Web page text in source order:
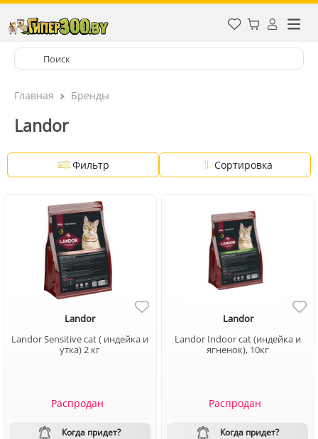
Главная Бренды
Landor
Фильтр Сортировка
Landor
Landor Sensitive cat ( индейка и
утка) 2 кг
Распродан
Когда придет?
Landor
Landor Indoоr cat (индейка и
ягненок), 10кг
Распродан
Когда придет?